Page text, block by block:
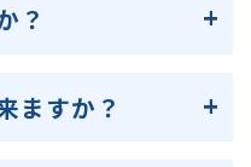
？
ますか？